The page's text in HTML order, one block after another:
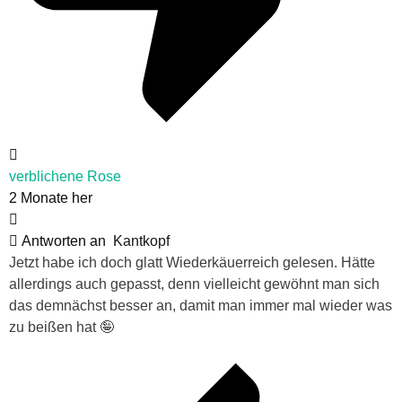
verblichene Rose
2 Monate her
Antworten an
Kantkopf
Jetzt habe ich doch glatt Wiederkäuerreich gelesen. Hätte
allerdings auch gepasst, denn vielleicht gewöhnt man sich
das demnächst besser an, damit man immer mal wieder was
zu beißen hat 🤪